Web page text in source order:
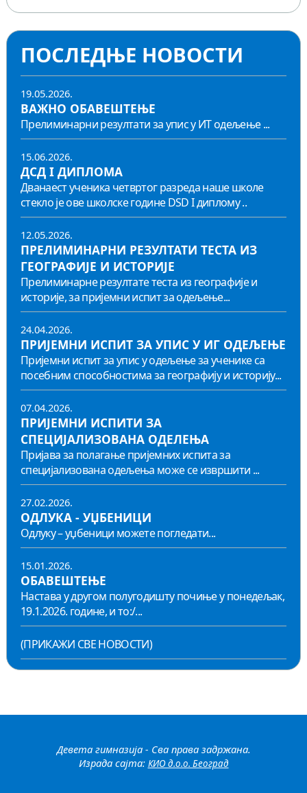
ПОСЛЕДЊЕ НОВОСТИ
19.05.2026.
ВАЖНО ОБАВЕШТЕЊЕ
Прелиминарни резултати за упис у ИТ одељење ...
15.06.2026.
ДСД I ДИПЛОМА
Дванаест ученика четвртог разреда наше школе
стекло је ове школске године DSD I диплому ..
12.05.2026.
ПРЕЛИМИНАРНИ РЕЗУЛТАТИ ТЕСТА ИЗ
ГЕОГРАФИЈЕ И ИСТОРИЈЕ
Прелиминарне резултате теста из географије и
историје, за пријемни испит за одељење...
24.04.2026.
ПРИЈЕМНИ ИСПИТ ЗА УПИС У ИГ ОДЕЉЕЊЕ
Пријемни испит за упис у одељење за ученике са
посебним способностима за географију и историју...
07.04.2026.
ПРИЈЕМНИ ИСПИТИ ЗА
СПЕЦИЈАЛИЗОВАНА ОДЕЛЕЊА
Пријава за полагање пријемних испита за
специјализована одељења може се извршити ...
27.02.2026.
ОДЛУКА - УЏБЕНИЦИ
Одлуку – уџбеници можете погледати...
15.01.2026.
ОБАВЕШТЕЊЕ
Настава у другом полугодишту почиње у понедељак,
19.1.2026. године, и то:/...
(ПРИКАЖИ СВЕ НОВОСТИ)
Девета гимназија - Сва права задржана.
Израда сајта: КИО д.о.о. Београд